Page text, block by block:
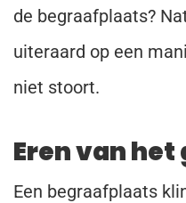
de begraafplaats?
uiteraard op een
niet stoort.
Eren van
Een begraafplaats